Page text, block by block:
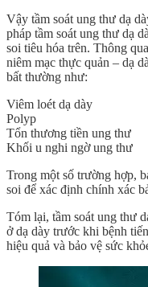
Vậy tầm soát ung thư dạ
pháp tầm soát ung thư dạ
soi tiêu hóa trên. Thông
niêm mạc thực quản – dạ
bất thường như:
Viêm loét dạ dày
Polyp
Tổn thương tiền ung thư
Khối u nghi ngờ ung thư
Trong một số trường hợp,
soi để xác định chính xác
Tóm lại, tầm soát ung thư
ở dạ dày trước khi bệnh
hiệu quả và bảo vệ sức